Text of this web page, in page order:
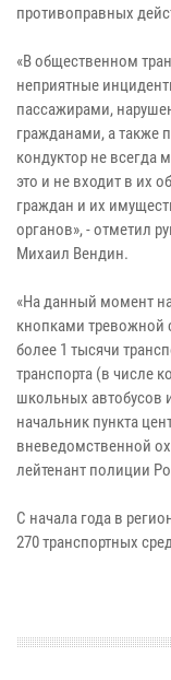
противоправных
«В общественном
неприятные
пассажирами,
гражданами, а также
кондуктор не всегда
это и не входит в их
граждан и их
органов», - отметил
Михаил Вендин.
«На данный момент
кнопками тревожной
более 1 тысячи
транспорта (в числе
школьных автобусов
начальник пункта
вневедомственной
лейтенант полиции
С начала года в
270 транспортных